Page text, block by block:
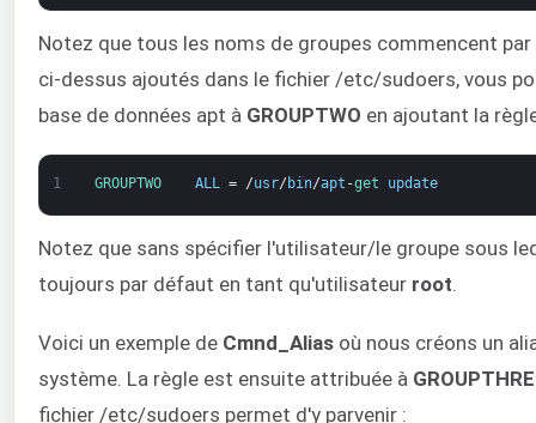
Notez que tous les noms de groupes commencent
ci-dessus ajoutés dans le fichier /etc/sudoers, vous
base de données apt à GROUPTWO en ajoutant la
1 GROUPTWO ALL = /usr/ bin/apt -get update
Notez que sans spécifier l'utilisateur/le groupe sous
toujours par défaut en tant qu'utilisateur root.
Voici un exemple de Cmnd_Alias où nous créons un
système. La règle est ensuite attribuée à
fichier /etc/sudoers permet d'y parvenir :